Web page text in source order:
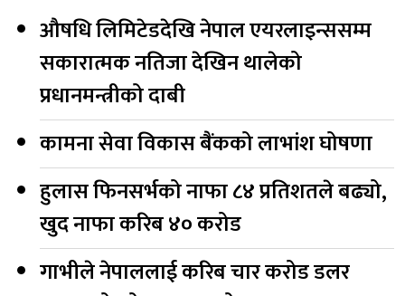
औषधि लिमिटेडदेखि नेपाल एयरलाइन्ससम्म
सकारात्मक नतिजा देखिन थालेको
प्रधानमन्त्रीको दाबी
कामना सेवा विकास बैंकको लाभांश घोषणा
हुलास फिनसर्भको नाफा ८४ प्रतिशतले बढ्यो,
खुद नाफा करिब ४० करोड
गाभीले नेपाललाई करिब चार करोड डलर